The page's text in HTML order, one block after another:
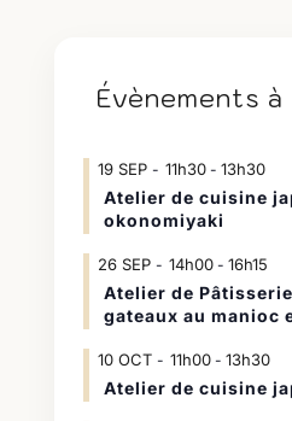
Évènements
19 SEP 11h30- 13h30
Atelier de cuisine
okonomiyaki
26 SEP 14h00- 16h15
Atelier de
gateaux au manioc
10 OCT 11h00- 13h30
Atelier de cuisine